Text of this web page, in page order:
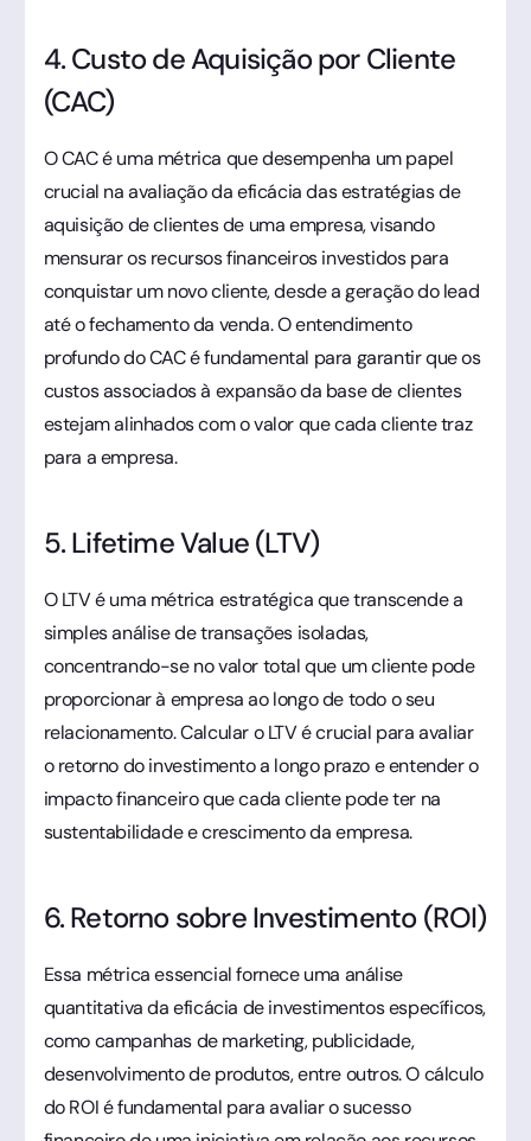
4. Custo de Aquisição por Cliente
(CAC)
O CAC é uma métrica que desempenha um papel
crucial na avaliação da eficácia das estratégias de
aquisição de clientes de uma empresa, visando
mensurar os recursos financeiros investidos para
conquistar um novo cliente, desde a geração do lead
até o fechamento da venda. O entendimento
profundo do CAC é fundamental para garantir que os
custos associados à expansão da base de clientes
estejam alinhados com o valor que cada cliente traz
para a empresa.
5. Lifetime Value (LTV)
O LTV é uma métrica estratégica que transcende a
simples análise de transações isoladas,
concentrando-se no valor total que um cliente pode
proporcionar à empresa ao longo de todo o seu
relacionamento. Calcular o LTV é crucial para avaliar
o retorno do investimento a longo prazo e entender o
impacto financeiro que cada cliente pode ter na
sustentabilidade e crescimento da empresa.
6. Retorno sobre Investimento (ROI)
Essa métrica essencial fornece uma análise
quantitativa da eficácia de investimentos específicos,
como campanhas de marketing, publicidade,
desenvolvimento de produtos, entre outros. O cálculo
do ROI é fundamental para avaliar o sucesso